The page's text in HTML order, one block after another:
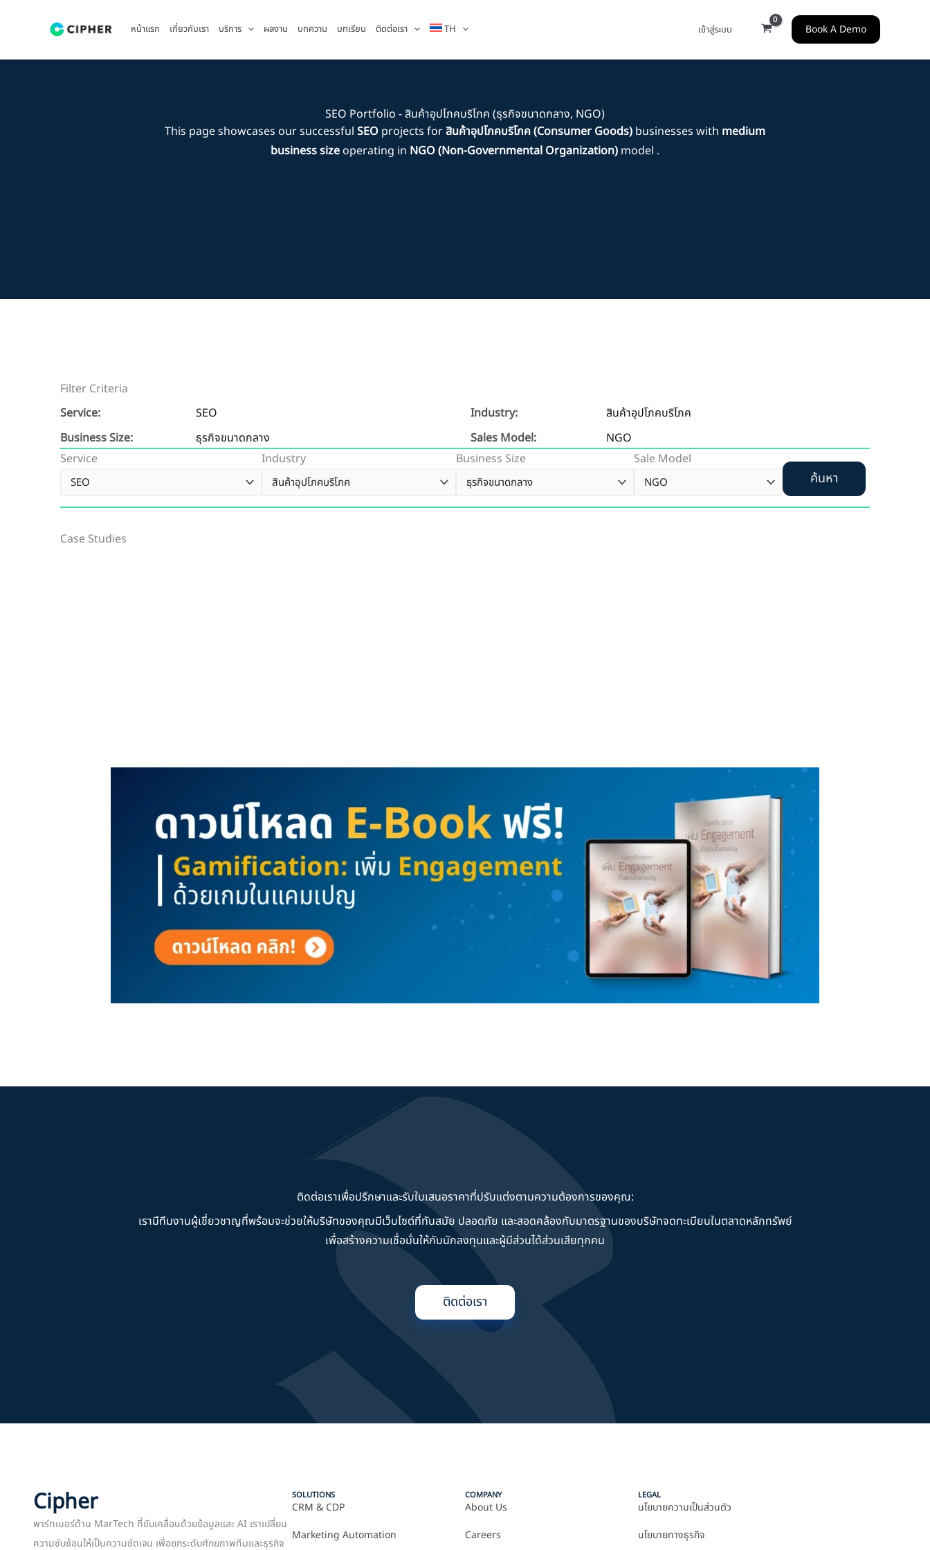
หน้าแรก เกี่ยวกับเรา บริการ ผลงาน บทความ บทเรียน ติดต่อเรา TH เข้าสู่ระบบ Book A Demo
SEO Portfolio - สินค้าอุปโภคบริโภค (ธุรกิจขนาดกลาง, NGO)
This page showcases our successful SEO projects forสินค้าอุปโภคบริโภค (Consumer Goods) businesses with medium
business sizeoperating in NGO (Non-Governmental Organization) model .
Filter Criteria
Service:
SEO Industry:
สินค้าอุปโภคบริโภค
Business Size:
ธุรกิจขนาดกลาง Sales Model:
NGO
Service
Industry Business Size Sale Model
ค้นหา
Case Studies
ติดต่อเราเพื่อปรึกษาและรับใบเสนอราคาที่ปรับแต่งตามความต้องการของคุณ:
เรามีทีมงานผู้เชี่ยวชาญที่พร้อมจะช่วยให้บริษัทของคุณมีเว็บไซต์ที่ทันสมัย ปลอดภัย และสอดคล้องกับมาตรฐานของบริษัทจดทะเบียนในตลาดหลักทรัพย์
เพื่อสร้างความเชื่อมั่นให้กับนักลงทุนและผู้มีส่วนได้ส่วนเสียทุกคน
ติดต่อเรา
Cipher
พาร์ทเนอร์ด้าน MarTech ที่ขับเคลื่อนด้วยข้อมูลและ AI เราเปลี่ยน
ความซับซ้อนให้เป็นความชัดเจน เพื่อยกระดับศักยภาพทีมและธุรกิจ
SOLUTIONS
CRM & CDP
Marketing Automation
COMPANY
About Us
Careers
LEGAL
นโยบายความเป็นส่วนตัว
นโยบายทางธุรกิจ